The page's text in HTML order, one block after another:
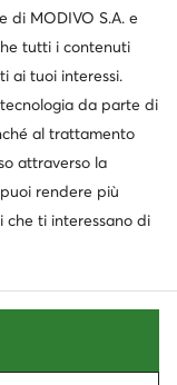
dei dati
MODIVO S.A. e
tutti i contenuti
ai tuoi interessi.
da parte di
al trattamento
attraverso la
rendere più
che ti interessano di